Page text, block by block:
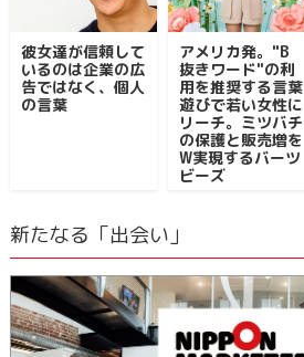
彼女達が信頼して
いるのは企業の広
告ではなく、個人
の言葉
アメリカ発。"B
抜きワード"の利
用を推奨する言葉
遊びで若い女性に
リーチ。ミツバチ
の保護と販売増を
W実現するバーツ
ビーズ
新たなる「出会い」